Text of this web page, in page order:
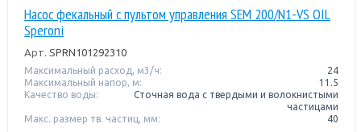
Насос фекальный с пультом управления SEM 200/N1-VS OIL
Speroni
Арт. SPRN101292310
Максимальный расход, м3/ч:
24
Максимальный напор, м:
11.5
Качество воды:
Сточная вода с твердыми и волокнистыми
частицами
Макс. размер тв. частиц, мм:
40